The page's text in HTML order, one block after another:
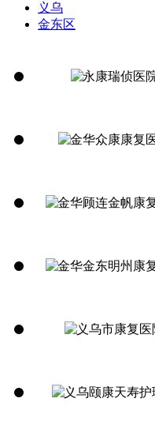
义乌
金东区